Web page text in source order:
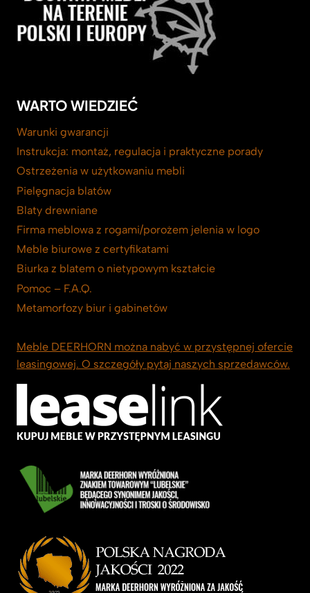
WARTO WIEDZIEĆ
Warunki gwarancji
Instrukcja: montaż, regulacja i praktyczne porady
Ostrzeżenia w użytkowaniu mebli
Pielęgnacja blatów
Blaty drewniane
Firma meblowa z rogami/porożem jelenia w logo
Meble biurowe z certyfikatami
Biurka z blatem o nietypowym kształcie
Pomoc – F.A.Q.
Metamorfozy biur i gabinetów
Meble DEERHORN można nabyć w przystępnej ofercie
leasingowej. O szczegóły pytaj naszych sprzedawców.